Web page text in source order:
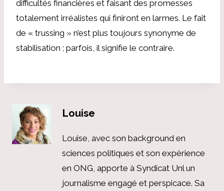
difficultés financières et faisant des promesses
totalement irréalistes qui finiront en larmes. Le fait
de « trussing » n’est plus toujours synonyme de
stabilisation ; parfois, il signifie le contraire.
Louise
Louise, avec son background en
sciences politiques et son expérience
en ONG, apporte à Syndicat Unl un
journalisme engagé et perspicace. Sa